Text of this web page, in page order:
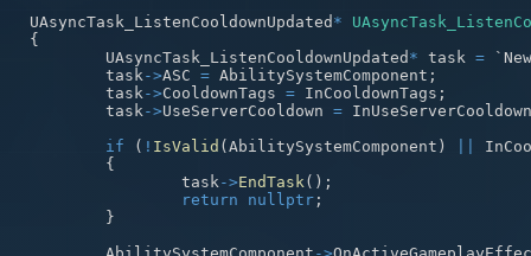
UAsyncTask_ListenCooldownUpdated *
{
	UAsyncTask_ListenCooldownUpdated
* task =
	task
->ASC = AbilitySystemComponent ;
	task
->CooldownTags = InCooldownTags ;
	task
->UseServerCooldown = InUseServerCooldown
if
( ! IsValid ( AbilitySystemComponent )
{
		task
->EndTask ( ) ;
return
nullptr ;
}